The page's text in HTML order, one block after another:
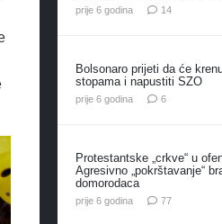
prije 6 godina 14komentara
Bolsonaro prijeti da će
stopama i napustiti SZO
prije 6 godina 6komentara
Protestantske „crkve“ u
Agresivno „pokrštavanje“
domorodaca
prije 6 godina 77komentara